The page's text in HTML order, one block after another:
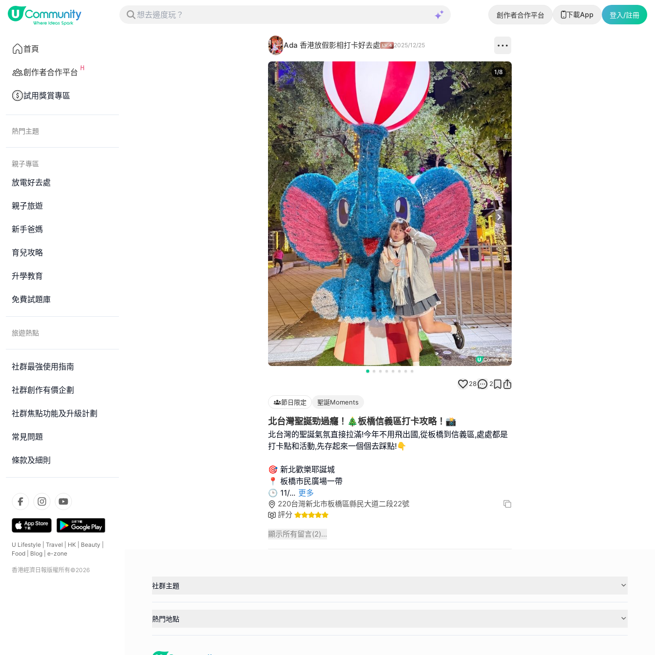
創作者合作平台 下載App 登入/註冊
首頁
創作者合作平台
試用獎賞專區
熱門主題
親子專區
放電好去處
親子旅遊
新手爸媽
育兒攻略
升學教育
免費試題庫
旅遊熱點
社群最強使用指南
社群創作有價企劃
社群焦點功能及升級計劃
常見問題
條款及細則
U Lifestyle Travel HK Beauty
Food
Blog e-zone
香港經濟日報版權所有©2026
Ada 香港放假影相打卡好去處 2025/12/25
Next slide
1/8
28 2
節日限定 聖誕Moments
北台灣聖誕勁過癮！🎄板橋信義區打卡攻略！📸
北台灣的聖誕氣氛直接拉滿!今年不用飛出國,從板橋到信義區,處處都是
打卡點和活動,先存起來一個個去踩點!👇
🎯 新北歡樂耶誕城
📍 板橋市民廣場一帶
🕒 11/... 更多
220台灣新北市板橋區縣民大道二段22號
評分
顯示所有留言(2)...
社群主題
熱門地點